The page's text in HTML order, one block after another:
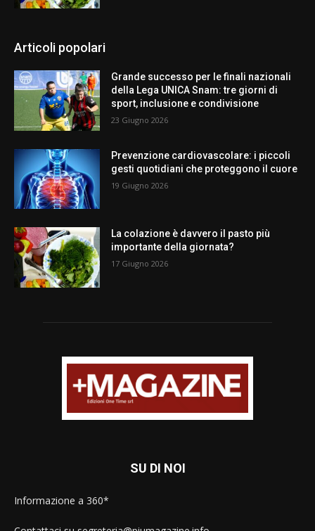
Articoli popolari
Grande successo per le finali nazionali
della Lega UNICA Snam: tre giorni di
sport, inclusione e condivisione
23 Giugno 2026
Prevenzione cardiovascolare: i piccoli
gesti quotidiani che proteggono il cuore
19 Giugno 2026
La colazione è davvero il pasto più
importante della giornata?
17 Giugno 2026
SU DI NOI
Informazione a 360*